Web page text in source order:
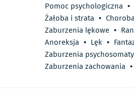
Pomoc psychologiczna •
Żałoba i strata •
Zaburzenia lękowe •
Anoreksja • Lęk •
Zaburzenia
Zaburzenia zachowania •